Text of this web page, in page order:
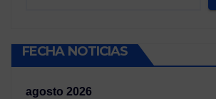
FECHA NOTICIAS
agosto 2026